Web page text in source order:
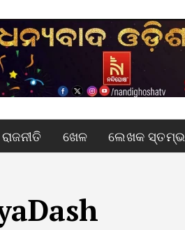
ରାଜନୀତି ଖେଳ ଲେଖକ ସ୍ତମ୍ଭ